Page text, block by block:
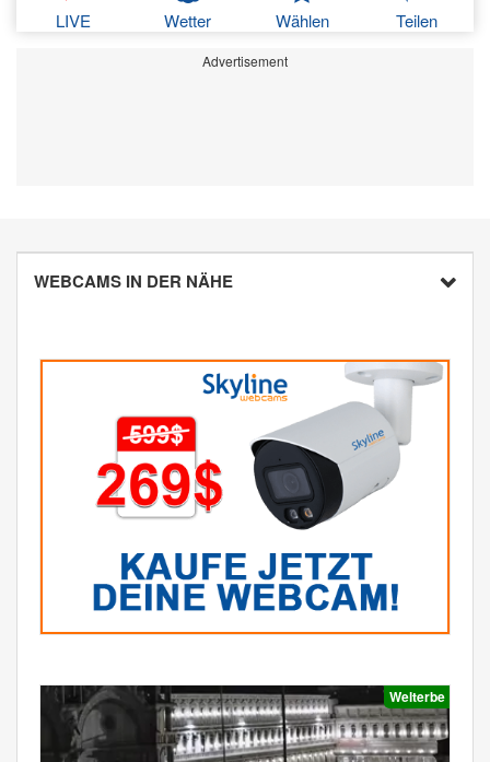
LIVE Wetter Wählen Teilen
Advertisement
WEBCAMS IN DER NÄHE
Welterbe